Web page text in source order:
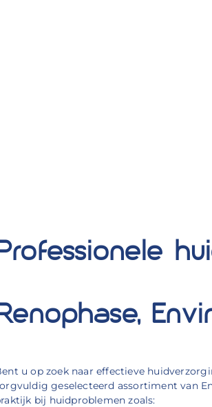
u op zoek naar effectieve
geselecteerd assortiment van
bij huidproblemen zoals: